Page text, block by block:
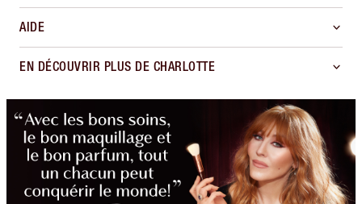
AIDE
EN DÉCOUVRIR PLUS DE CHARLOTTE